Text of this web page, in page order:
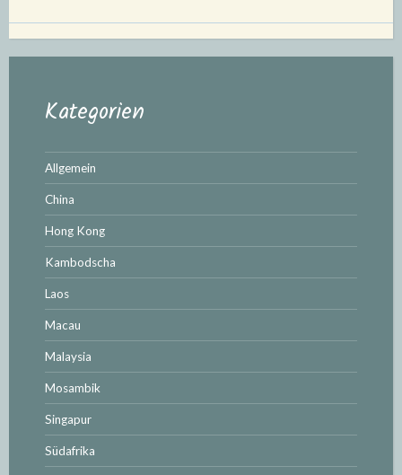
Kategorien
Allgemein
China
Hong Kong
Kambodscha
Laos
Macau
Malaysia
Mosambik
Singapur
Südafrika